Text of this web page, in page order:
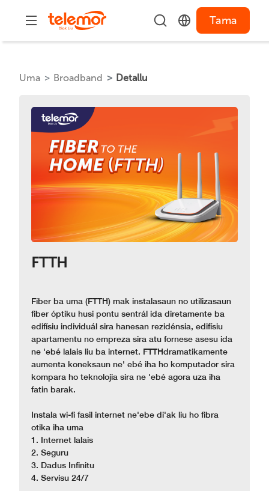
Tama
Uma Broadband Detallu
FTTH
Fiber ba uma (FTTH) mak instalasaun no utilizasaun
fiber óptiku husi pontu sentrál ida diretamente ba
edifísiu individuál sira hanesan rezidénsia, edifísiu
apartamentu no empreza sira atu fornese asesu ida
ne 'ebé lalais liu ba internet. FTTHdramatikamente
aumenta koneksaun ne' ebé iha ho komputador sira
kompara ho teknolojia sira ne 'ebé agora uza iha
fatin barak.
Instala wi-fi fasil internet ne'ebe di'ak liu ho fibra
otika iha uma
1. Internet lalais
2. Seguru
3. Dadus Infinitu
4. Servisu 24/7